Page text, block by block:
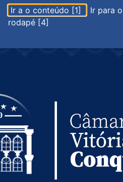
Ir a o conteúdo [1] Ir para
rodapé [4]